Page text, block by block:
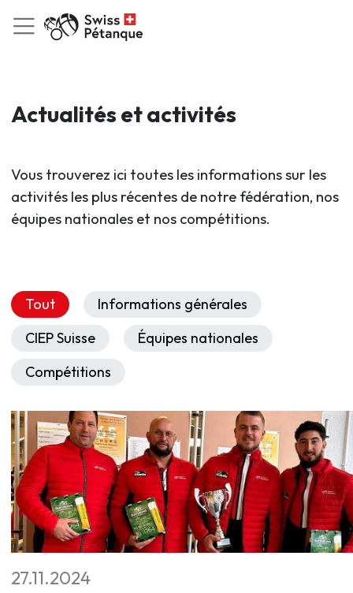
Actualités et activités
Vous trouverez ici toutes les informations sur les
activités les plus récentes de notre fédération, nos
équipes nationales et nos compétitions.
Tout
Informations générales
CIEP Suisse
Équipes nationales
Compétitions
27.11.2024